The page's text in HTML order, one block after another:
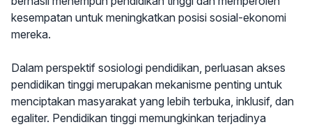
kesempatan untuk meningkatkan posisi sosial-ekonomi
mereka.
Dalam perspektif sosiologi pendidikan, perluasan akses
pendidikan tinggi merupakan mekanisme penting untuk
menciptakan masyarakat yang lebih terbuka, inklusif, dan
egaliter. Pendidikan tinggi memungkinkan terjadinya